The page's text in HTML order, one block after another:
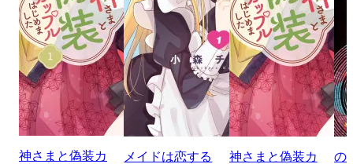
神さまと偽装カ
メイドは恋する
神さまと偽装カ
の